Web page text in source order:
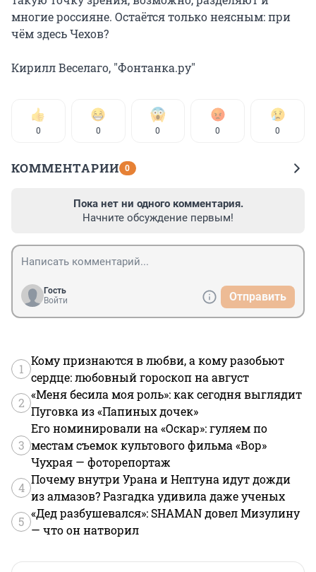
многие россияне. Остаётся только неясным: при
чём здесь Чехов?
Кирилл Веселаго, "Фонтанка.ру"
0 0 0 0 0
КОММЕНТАРИИ 0
Пока нет ни одного комментария.
Начните обсуждение первым!
Гость
Войти
Отправить
1
Кому признаются в любви, а кому разобьют
сердце: любовный гороскоп на август
2
«Меня бесила моя роль»: как сегодня выглядит
Пуговка из «Папиных дочек»
3
Его номинировали на «Оскар»: гуляем по
местам съемок культового фильма «Вор»
Чухрая — фоторепортаж
4
Почему внутри Урана и Нептуна идут дожди
из алмазов? Разгадка удивила даже ученых
5
«Дед разбушевался»: SHAMAN довел Мизулину
— что он натворил